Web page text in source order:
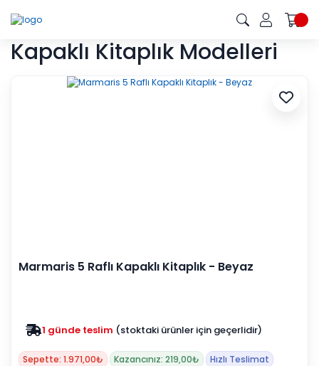
Kapaklı Kitaplık Modelleri
Marmaris 5 Raflı Kapaklı Kitaplık - Beyaz
1 günde teslim (stoktaki ürünler için geçerlidir)
Zam yok 2025 fiyatları devam ediyor
Sepette: 1.971,00₺ Kazancınız: 219,00₺ Hızlı Teslimat